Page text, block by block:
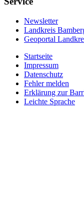
Newsletter
Landkreis
Geoportal
Startseite
Impressum
Datenschutz
Fehler melden
Erklärung zur
Leichte Sprache